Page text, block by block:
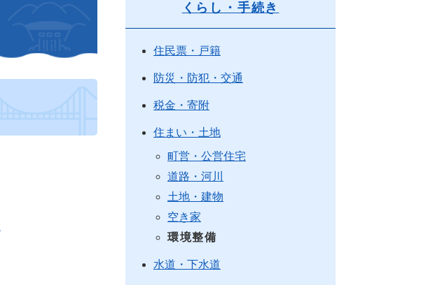
くらし・手続き
住民票・戸籍
防災・防犯・交通
税金・寄附
住まい・土地
町営・公営住宅
道路・河川
土地・建物
空き家
環境整備
水道・下水道